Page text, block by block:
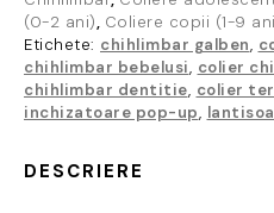
(0-2 ani), Coliere copii (1-9
Etichete: chihlimbar galben,
chihlimbar bebelusi, colier
chihlimbar dentitie, colier
inchizatoare pop-up,
DESCRIERE